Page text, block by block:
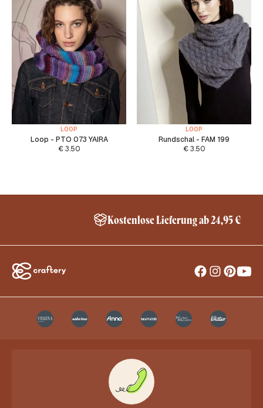
LOOP
Loop - PTO 073 YAIRA
€3.50
LOOP
Rundschal - FAM 199
€3.50
Kostenlose Lieferung ab 24,95 €